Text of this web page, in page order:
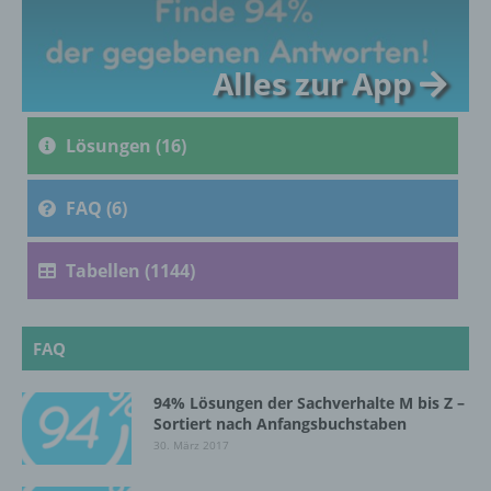
Alles zur App
Lösungen (16)
FAQ (6)
Tabellen (1144)
FAQ
94% Lösungen der Sachverhalte M bis Z –
Sortiert nach Anfangsbuchstaben
30. März 2017
c) Verarbeitung
Verarbeitung ist jeder mit oder ohne Hilfe
automatisierter Verfahren ausgeführte
Vorgang oder jede solche Vorgangsreihe im
Zusammenhang mit personenbezogenen
Daten wie das Erheben, das Erfassen, die
Organisation, das Ordnen, die Speicherung,
die Offenlegung durch Übermittlung,
d) Einschränkung der Verarbeitung
Einschränkung der Verarbeitung ist die